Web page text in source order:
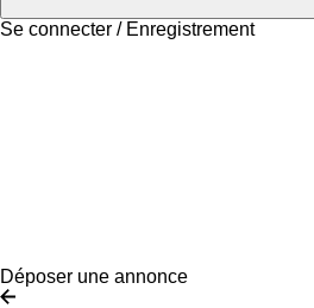
Se connecter / Enregistrement
Déposer une annonce